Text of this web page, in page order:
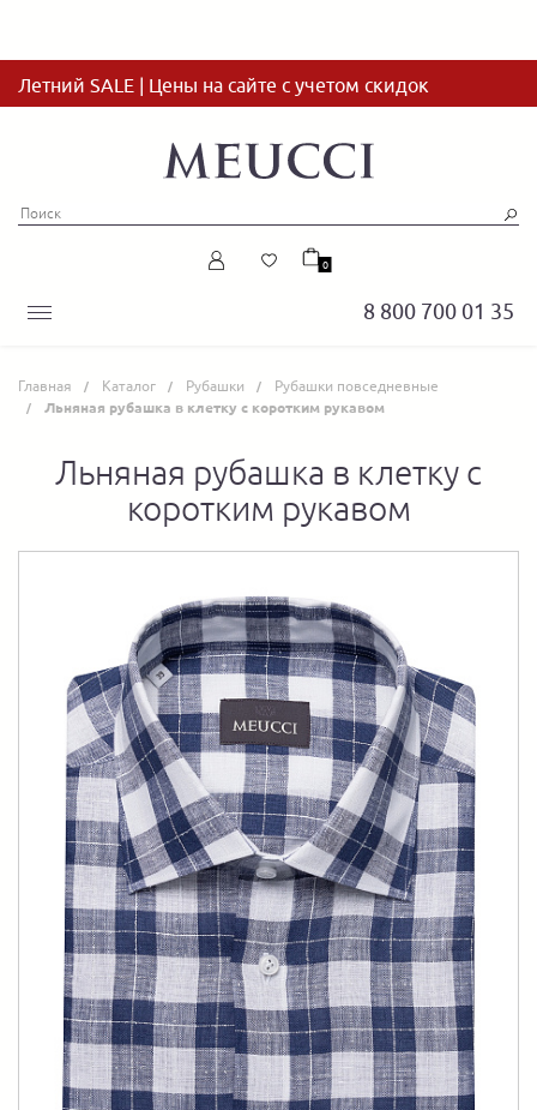
Летний SALE | Цены на сайте с учетом скидок
8 800 700 01 35
0
Главная Каталог Рубашки Рубашки повседневные
Льняная рубашка в клетку с коротким рукавом
Льняная рубашка в клетку с
коротким рукавом